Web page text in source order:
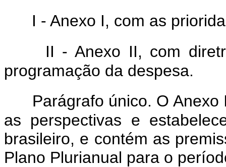
I - Anexo I, com as
II - Anexo II, com
programação da despesa.
Parágrafo único. O
as perspectivas e
brasileiro, e contém as
Plano Plurianual para o